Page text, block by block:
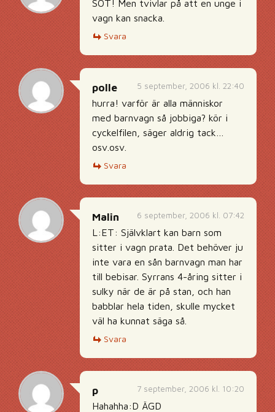
SÖT! Men tvivlar på att en unge i
vagn kan snacka.
Svara
5 september, 2006 kl. 22:40
polle
hurra! varför är alla människor
med barnvagn så jobbiga? kör i
cyckelfilen, säger aldrig tack…
osv.osv.
Svara
6 september, 2006 kl. 07:42
Malin
L:ET: Självklart kan barn som
sitter i vagn prata. Det behöver ju
inte vara en sån barnvagn man har
till bebisar. Syrrans 4-åring sitter i
sulky när de är på stan, och han
babblar hela tiden, skulle mycket
väl ha kunnat säga så.
Svara
7 september, 2006 kl. 10:20
p
Hahahha:D ÄGD